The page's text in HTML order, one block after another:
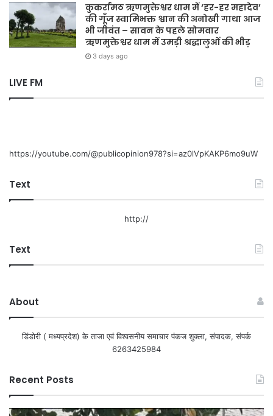
कुकर्रामठ ऋणमुक्तेश्वर धाम में ‘हर-हर महादेव’
की गूँज स्वामिभक्त श्वान की अनोखी गाथा आज
भी जीवंत – सावन के पहले सोमवार
ऋणमुक्तेश्वर धाम में उमड़ी श्रद्धालुओं की भीड़
3 days ago
LIVE FM
https://youtube.com/@publicopinion978?si=az0lVpKAKP6mo9uW
Text
http://
Text
About
डिंडोरी ( मध्यप्रदेश) के ताजा एवं विश्वसनीय समाचार पंकज शुक्ला, संपादक, संपर्क
6263425984
Recent Posts